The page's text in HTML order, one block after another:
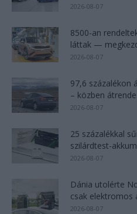
2026-08-07
8500-an
láttak —
2026-08-07
97,6 százalékon
– közben
2026-08-07
25 százalékkal
szilárdtest-
2026-08-07
Dánia utolérte
csak elektromos
2026-08-07